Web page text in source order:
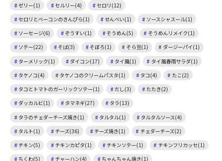
ゼリー(1) セルリー(4)
セロリ(12)
セロリとベーコンのきんぴら(1)
せんべい(1)
ソースシャスール(1)
ソーセージ(6)
ぞうすい(1) そうめん(5)
そうめんリメイク(1)
ソテー(22)
そば(3) そぼろ(1) そら豆(1)
ダージーパイ(1)
ターメリック(1)
ダイコン(17) タイ風(1)
タイ風春雨サラダ(1)
タケノコ(4)
タケノコのクリームパスタ(1) タコ(4)
たこ(2)
タコとトマトのガーリックソテー(1)
だし(3)
たたき(2)
ダッカルビ(1)
タマネギ(27)
タラ(13)
タラのチェダーチーズ焼き(1)
タルタル(1)
タルタルソース(4)
タルト(1)
チーズ(36) チーズ焼き(1)
チェダーチーズ(2)
チキン(5)
チキンカピタ(1) チキンソテー(1)
チキンフリカッセ(1)
ちくわ(5)
チャーハン(4)
ちゃんちゃん焼き(1)